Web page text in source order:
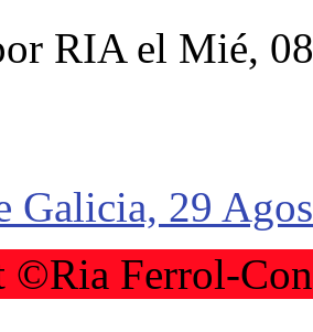
RIAel Mié,
Galicia, 29
©Ria Ferrol-